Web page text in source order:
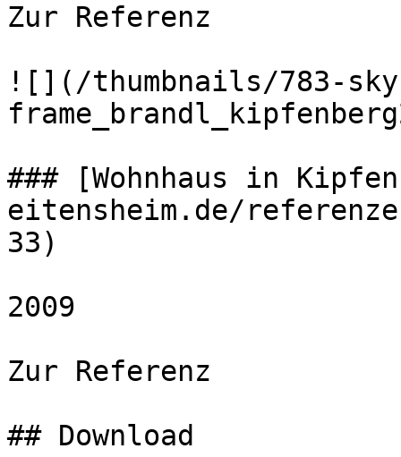
Zur Referenz
![](/thumbnails/783-
### [Wohnhaus in
eitensheim.de/
33)
2009
Zur Referenz
## Download